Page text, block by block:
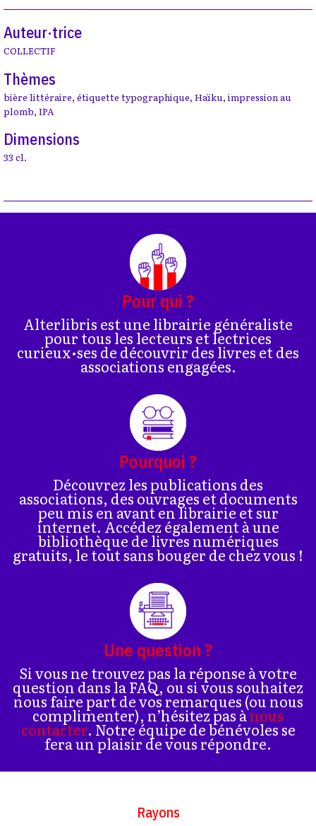
Auteur·trice
COLLECTIF
Thèmes
bière littéraire, étiquette typographique, Haïku, impression au
plomb, IPA
Dimensions
33 cl.
Pour qui ?
Alterlibris est une librairie généraliste
pour tous les lecteurs et lectrices
curieux•ses de découvrir des livres et des
associations engagées.
Pourquoi ?
Découvrez les publications des
associations, des ouvrages et documents
peu mis en avant en librairie et sur
internet. Accédez également à une
bibliothèque de livres numériques
gratuits, le tout sans bouger de chez vous !
Une question ?
Si vous ne trouvez pas la réponse à votre
question dans la FAQ, ou si vous souhaitez
nous faire part de vos remarques (ou nous
complimenter), n’hésitez pas ànous
contacter. Notre équipe de bénévoles se
fera un plaisir de vous répondre.
Rayons